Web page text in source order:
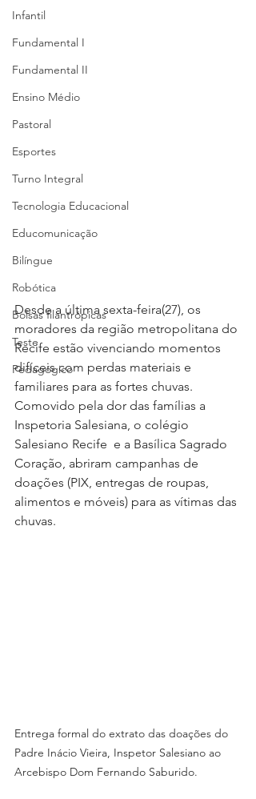
Infantil
Fundamental I
Fundamental II
Ensino Médio
Pastoral
Esportes
Turno Integral
Tecnologia Educacional
Educomunicação
Bilíngue
Robótica
Bolsas filantrópicas
Teste
Pedagógico
Desde a última sexta-feira(27), os
moradores da região metropolitana do
Recife estão vivenciando momentos
difíceis com perdas materiais e
familiares para as fortes chuvas.
Comovido pela dor das famílias a
Inspetoria Salesiana, o colégio
Salesiano Recife  e a Basílica Sagrado
Coração, abriram campanhas de
doações (PIX, entregas de roupas,
alimentos e móveis) para as vítimas das
chuvas.
Entrega formal do extrato das doações do
Padre Inácio Vieira, Inspetor Salesiano ao
Arcebispo Dom Fernando Saburido.